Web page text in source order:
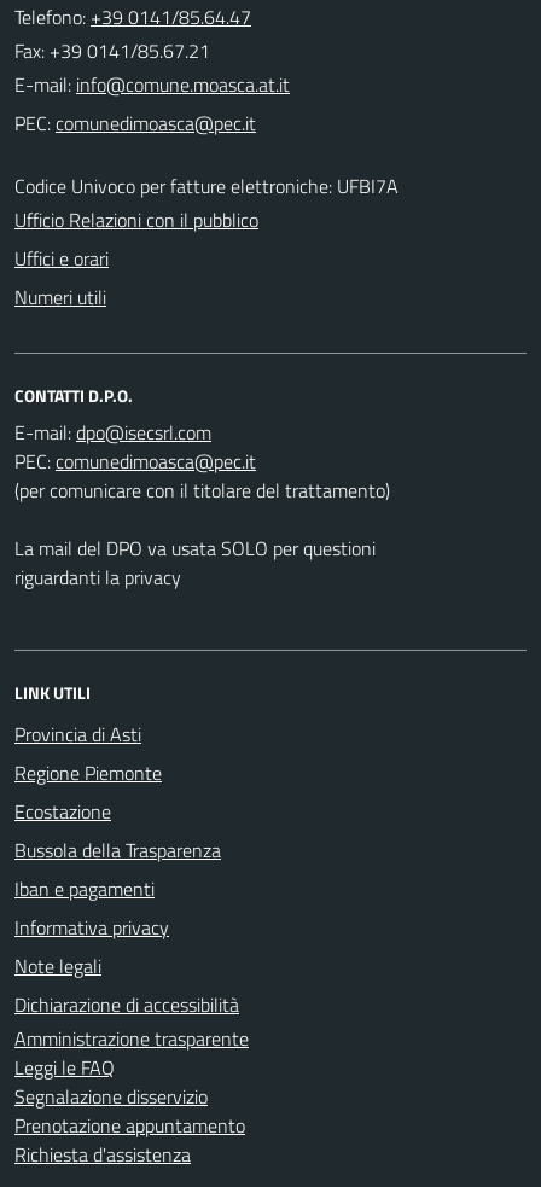
Telefono: +39 0141/85.64.47
Fax: +39 0141/85.67.21
E-mail:
PEC:
Codice Univoco per fatture elettroniche: UFBI7A
Ufficio Relazioni con il pubblico
Uffici e orari
Numeri utili
CONTATTI D.P.O.
E-mail:
PEC:
(per comunicare con il titolare del trattamento)
La mail del DPO va usata SOLO per questioni
riguardanti la privacy
LINK UTILI
Provincia di Asti
Regione Piemonte
Ecostazione
Bussola della Trasparenza
Iban e pagamenti
Informativa privacy
Note legali
Dichiarazione di accessibilità
Amministrazione trasparente
Leggi le FAQ
Segnalazione disservizio
Prenotazione appuntamento
Richiesta d'assistenza